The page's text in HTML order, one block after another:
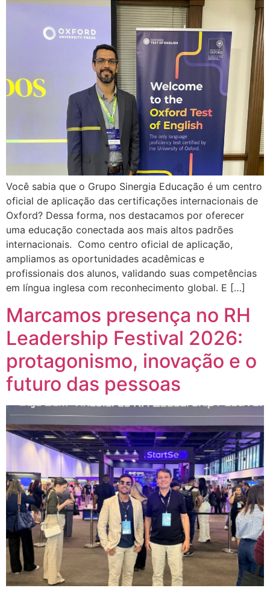
Você sabia que o Grupo Sinergia Educação é um centro
oficial de aplicação das certificações internacionais de
Oxford? Dessa forma, nos destacamos por oferecer
uma educação conectada aos mais altos padrões
internacionais. Como centro oficial de aplicação,
ampliamos as oportunidades acadêmicas e
profissionais dos alunos, validando suas competências
em língua inglesa com reconhecimento global. E […]
Marcamos presença no RH
Leadership Festival 2026:
protagonismo, inovação e o
futuro das pessoas